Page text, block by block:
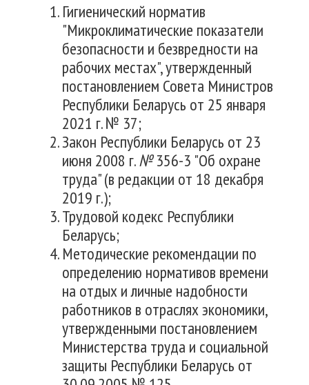
Гигиенический норматив
"Микроклиматические показатели
безопасности и безвредности на
рабочих местах", утвержденный
постановлением Совета Министров
Республики Беларусь от 25 января
2021 г. № 37;
Закон Республики Беларусь от 23
июня 2008 г.№356-3 "Об охране
труда" (в редакции от 18 декабря
2019 г.);
Трудовой кодекс Республики
Беларусь;
Методические рекомендации по
определению нормативов времени
на отдых и личные надобности
работников в отраслях экономики,
утвержденными постановлением
Министерства труда и социальной
защиты Республики Беларусь от